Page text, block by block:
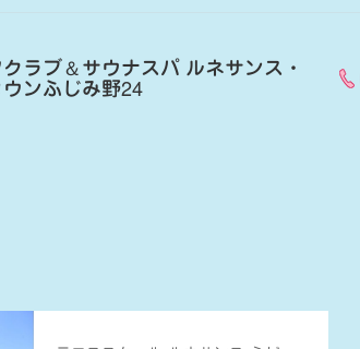
ラブ＆サウナスパ ルネサンス・
ンふじみ野24